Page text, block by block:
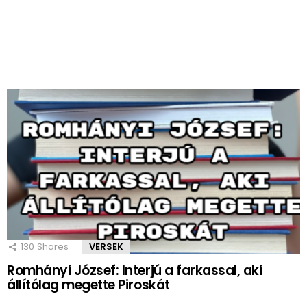
130 Shares VERSEK
Romhányi József: Interjú a farkassal, aki
állítólag megette Piroskát